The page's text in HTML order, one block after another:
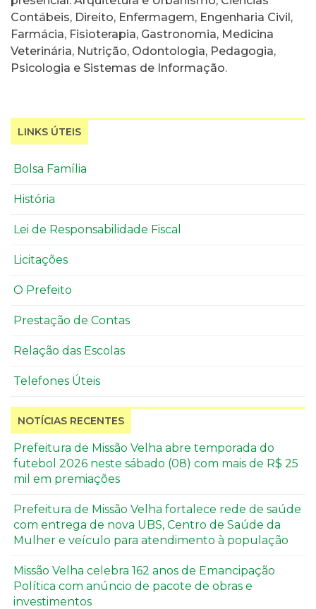
Contábeis, Direito, Enfermagem, Engenharia Civil,
Farmácia, Fisioterapia, Gastronomia, Medicina
Veterinária, Nutrição, Odontologia, Pedagogia,
Psicologia e Sistemas de Informação.
LINKS ÚTEIS
Bolsa Família
História
Lei de Responsabilidade Fiscal
Licitações
O Prefeito
Prestação de Contas
Relação das Escolas
Telefones Úteis
NOTÍCIAS RECENTES
Prefeitura de Missão Velha abre temporada do
futebol 2026 neste sábado (08) com mais de R$ 25
mil em premiações
Prefeitura de Missão Velha fortalece rede de saúde
com entrega de nova UBS, Centro de Saúde da
Mulher e veículo para atendimento à população
Missão Velha celebra 162 anos de Emancipação
Política com anúncio de pacote de obras e
investimentos